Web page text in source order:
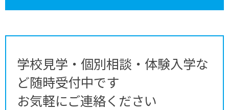
学校見学・個別相談・体験入学な
ど随時受付中です
お気軽にご連絡ください